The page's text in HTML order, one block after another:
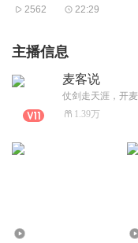
2562 22:29
主播信息
麦客说
1.39万